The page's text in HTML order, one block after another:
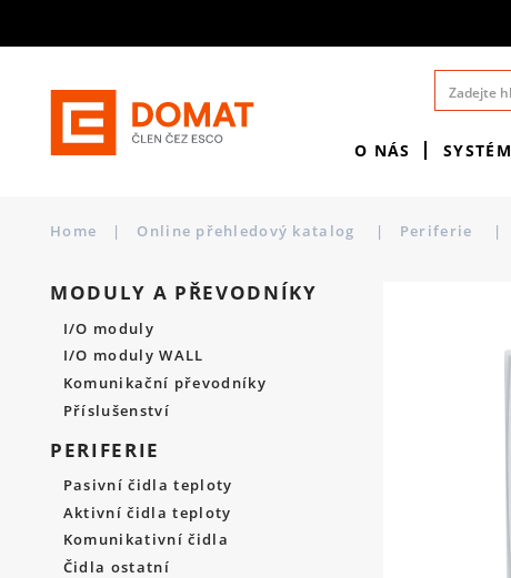
O NÁS SYSTÉM
Home | Online přehledový katalog | Periferie |
MODULY A PŘEVODNÍKY
I/O moduly
I/O moduly WALL
Komunikační převodníky
Příslušenství
PERIFERIE
Pasivní čidla teploty
Aktivní čidla teploty
Komunikativní čidla
Čidla ostatní